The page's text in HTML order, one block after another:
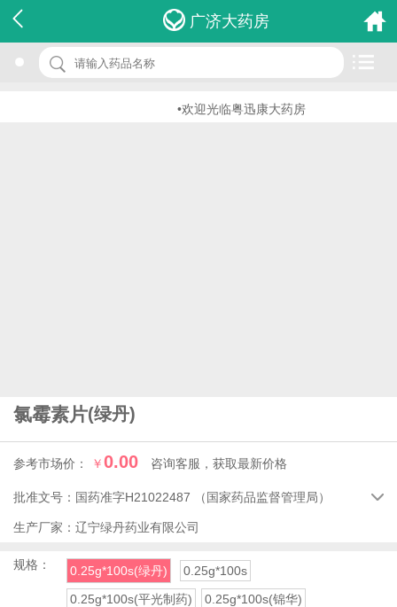
广济大药房
•欢迎光临粤迅康大药房
氯霉素片(绿丹)
参考市场价： ￥0.00 咨询客服，获取最新价格
名 称：氯霉素片
品 牌：(绿丹)
批准文号： 国药准字H21022487 （国家药品监督管理局） 
生产厂家： 辽宁绿丹药业有限公司
规格： 0.25g*100s(绿丹)
0.25g*100s
0.25g*100s(平光制药)
0.25g*100s(锦华)